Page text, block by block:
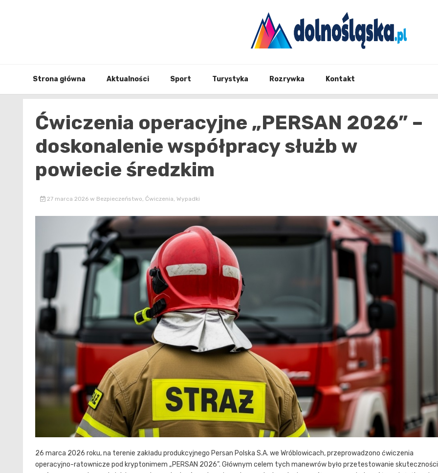
Strona główna Aktualności Sport Turystyka Rozrywka Kontakt
Ćwiczenia operacyjne „PERSAN 2026” –
doskonalenie współpracy służb w
powiecie średzkim
27 marca 2026 w Bezpieczeństwo, Ćwiczenia, Wypadki
26 marca 2026 roku, na terenie zakładu produkcyjnego Persan Polska S.A. we Wróblowicach, przeprowadzono ćwiczenia
operacyjno-ratownicze pod kryptonimem „PERSAN 2026”. Głównym celem tych manewrów było przetestowanie skuteczności